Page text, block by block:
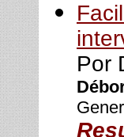
Por